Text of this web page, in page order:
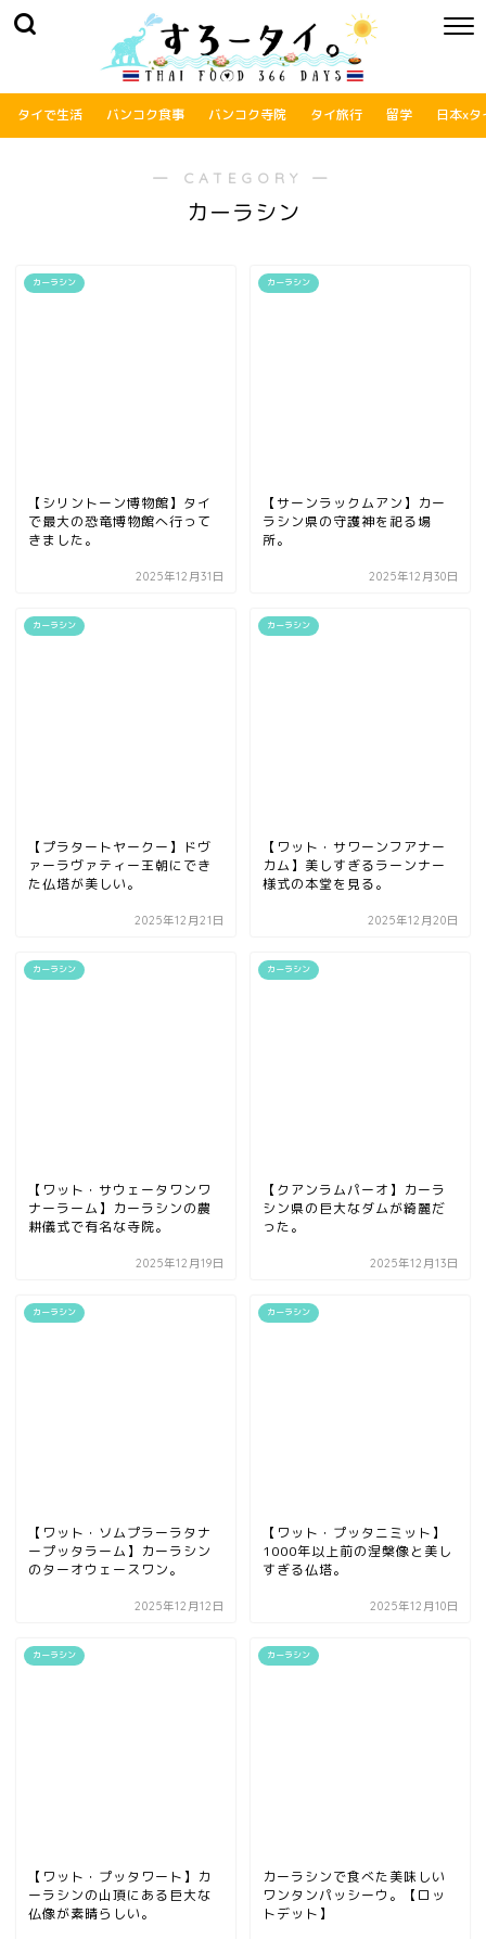
タイで生活 バンコク食事 バンコク寺院 タイ旅行 留学 日本xタ
― CATEGORY ―
カーラシン
カーラシン
【シリントーン博物館】タイ
で最大の恐竜博物館へ行って
きました。
2025年12月31日
カーラシン
【サーンラックムアン】カー
ラシン県の守護神を祀る場
所。
2025年12月30日
カーラシン
【プラタートヤークー】ドヴ
ァーラヴァティー王朝にでき
た仏塔が美しい。
2025年12月21日
カーラシン
【ワット・サワーンフアナー
カム】美しすぎるラーンナー
様式の本堂を見る。
2025年12月20日
カーラシン
【ワット・サウェータワンワ
ナーラーム】カーラシンの農
耕儀式で有名な寺院。
2025年12月19日
カーラシン
【クアンラムパーオ】カーラ
シン県の巨大なダムが綺麗だ
った。
2025年12月13日
カーラシン
【ワット・ソムプラーラタナ
ープッタラーム】カーラシン
のターオウェースワン。
2025年12月12日
カーラシン
【ワット・プッタニミット】
1000年以上前の涅槃像と美し
すぎる仏塔。
2025年12月10日
カーラシン
【ワット・プッタワート】カ
ーラシンの山頂にある巨大な
仏像が素晴らしい。
カーラシン
カーラシンで食べた美味しい
ワンタンパッシーウ。【ロッ
トデット】